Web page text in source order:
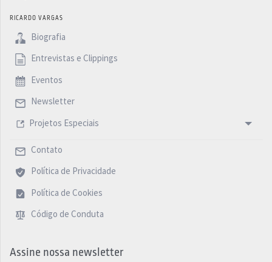
RICARDO VARGAS
Biografia
Entrevistas e Clippings
Eventos
Newsletter
Projetos Especiais
Contato
Política de Privacidade
Política de Cookies
Código de Conduta
Assine nossa newsletter